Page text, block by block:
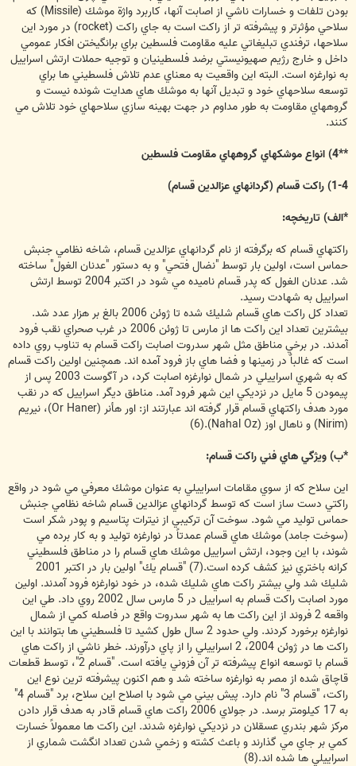
بودن تلفات و خسارات ناشي از اصابت آنها، كاربرد واژة موشك (Missile) كه
سلاحي مؤثرتر و پيشرفته تر از راكت است به جاي راكت (rocket) در مورد اين
سلاحها، ترفندي تبليغاتي عليه مقاومت فلسطين براي برانگيختن افكار عمومي
داخل و خارج رژيم صهيونيستي برضد فلسطينيان و توجيه حملات ارتش اسراييل
به نوارغزه است. البته اين واقعيت به معناي عدم تلاش فلسطيني ها براي
توسعه سلاحهاي خود و تبديل آنها به موشك هاي هدايت شونده نيست و
گروههاي مقاومت به طور مداوم در جهت بهينه سازي سلاحهاي خود تلاش مي
كنند.
**4) انواع موشكهاي گروههاي مقاومت فلسطين
1-4) راكت قسام (گردانهاي عزالدين قسام)
*الف) تاريخچه:
راكتهاي قسام كه برگرفته از نام گردانهاي عزالدين قسام، شاخه نظامي جنبش
حماس است، اولين بار توسط "نضال فتحي" و به دستور "عدنان الغول" ساخته
شد. عدنان الغول كه پدر قسام ناميده مي شود در اكتبر 2004 توسط ارتش
اسراييل به شهادت رسيد.
تعداد كل راكت هاي قسام شليك شده تا ژوئن 2006 بالغ بر هزار عدد شد.
بيشترين تعداد اين راكت ها از مارس تا ژوئن 2006 در غرب صحراي نقب فرود
آمدند. در برخي مناطق مثل شهر سدروت اصابت راكت قسام به تناوب روي داده
است كه غالباٌ در زمينها و فضا هاي باز فرود آمده اند. همچنين اولين راكت قسام
كه به شهري اسراييلي در شمال نوارغزه اصابت كرد، در آگوست 2003 پس از
پيمودن 5 مايل در نزديكي اين شهر فرود آمد. مناطق ديگر اسراييل كه در نقب
مورد هدف راكتهاي قسام قرار گرفته اند عبارتند از: اور هأنر (Or Haner)، نيريم
(Nirim) و ناهال اوز (Nahal Oz).(6)
*ب) ويژگي هاي فني راكت قسام:
اين سلاح كه از سوي مقامات اسراييلي به عنوان موشك معرفي مي شود در واقع
راكتي دست ساز است كه توسط گردانهاي عزالدين قسام شاخه نظامي جنبش
حماس توليد مي شود. سوخت آن تركيبي از نيترات پتاسيم و پودر شكر است
(سوخت جامد) موشك هاي قسام عمدتاً در نوارغزه توليد و به كار برده مي
شوند، با اين وجود، ارتش اسراييل موشك هاي قسام را در مناطق فلسطيني
كرانه باختري نيز كشف كرده است.(7) "قسام يك" اولين بار در اكتبر 2001
شليك شد ولي بيشتر راكت هاي شليك شده، در خود نوارغزه فرود آمدند. اولين
مورد اصابت راكت قسام به اسراييل در 5 مارس سال 2002 روي داد. طي اين
واقعه 2 فروند از اين راكت ها به شهر سدروت واقع در فاصله كمي از شمال
نوارغزه برخورد كردند. ولي حدود 2 سال طول كشيد تا فلسطيني ها بتوانند با اين
راكت ها در ژوئن 2004، 2 اسراييلي را از پاي درآورند. خطر ناشي از راكت هاي
قسام با توسعه انواع پيشرفته تر آن فزوني يافته است. "قسام 2"، توسط قطعات
قاچاق شده از مصر به نوارغزه ساخته شد و هم اكنون پيشرفته ترين نوع اين
راكت، "قسام 3" نام دارد. پيش بيني مي شود با اصلاح اين سلاح، برد "قسام 4"
به 17 كيلومتر برسد. در جولاي 2006 راكت هاي قسام قادر به هدف قرار دادن
مركز شهر بندري عسقلان در نزديكي نوارغزه شدند. اين راكت ها معمولاً خسارت
كمي بر جاي مي گذارند و باعث كشته و زخمي شدن تعداد انگشت شماري از
اسراييلي ها شده اند.(8)